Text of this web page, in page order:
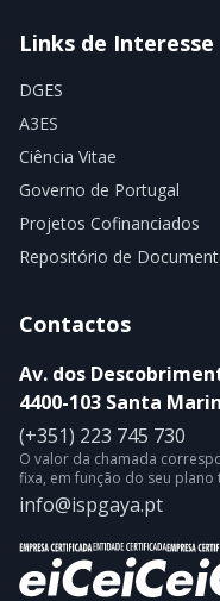
Links de Interesse
DGES
A3ES
Ciência Vitae
Governo de Portugal
Projetos Cofinanciados
Repositório de
Contactos
Av. dos
4400-103 Santa
(+351) 223 745 730
O valor da chamada
fixa, em função do seu plano
info@ispgaya.pt